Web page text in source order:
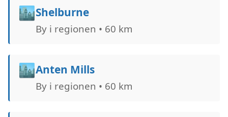
🏙️Shelburne
By i regionen • 60 km
🏙️Anten Mills
By i regionen • 60 km